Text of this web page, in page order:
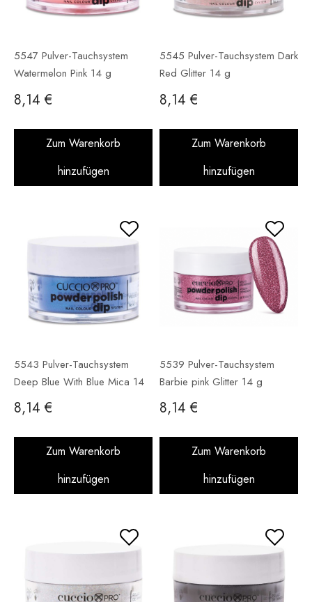
5547 Pulver-Tauchsystem
Watermelon Pink 14 g
8,14 €
Zum Warenkorb
hinzufügen
5545 Pulver-Tauchsystem Dark
Red Glitter 14 g
8,14 €
Zum Warenkorb
hinzufügen
5543 Pulver-Tauchsystem
Deep Blue With Blue Mica 14
g
8,14 €
Zum Warenkorb
hinzufügen
5539 Pulver-Tauchsystem
Barbie pink Glitter 14 g
8,14 €
Zum Warenkorb
hinzufügen